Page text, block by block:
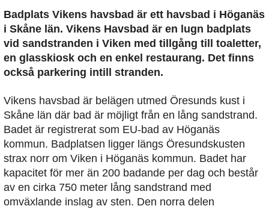
Badplats Vikens havsbad är ett havsbad i Höganäs
i Skåne län. Vikens Havsbad är en lugn badplats
vid sandstranden i Viken med tillgång till toaletter,
en glasskiosk och en enkel restaurang. Det finns
också parkering intill stranden.
Vikens havsbad är belägen utmed Öresunds kust i
Skåne län där bad är möjligt från en lång sandstrand.
Badet är registrerat som EU-bad av Höganäs
kommun. Badplatsen ligger längs Öresundskusten
strax norr om Viken i Höganäs kommun. Badet har
kapacitet för mer än 200 badande per dag och består
av en cirka 750 meter lång sandstrand med
omväxlande inslag av sten. Den norra delen